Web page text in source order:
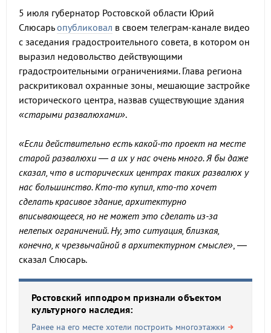
5 июля губернатор Ростовской области Юрий
Слюсарьопубликовал в своем телеграм-канале видео
с заседания градостроительного совета, в котором он
выразил недовольство действующими
градостроительными ограничениями. Глава региона
раскритиковал охранные зоны, мешающие застройке
исторического центра, назвав существующие здания
«старыми развалюхами».
«Если действительно есть какой-то проект на месте
старой развалюхи — а их у нас очень много. Я бы даже
сказал, что в исторических центрах таких развалюх у
нас большинство. Кто-то купил, кто-то хочет
сделать красивое здание, архитектурно
вписывающееся, но не может это сделать из-за
нелепых ограничений. Ну, это ситуация, близкая,
конечно, к чрезвычайной в архитектурном смысле», —
сказал Слюсарь.
Ростовский ипподром признали объектом
культурного наследия:
Ранее на его месте хотели построить многоэтажки